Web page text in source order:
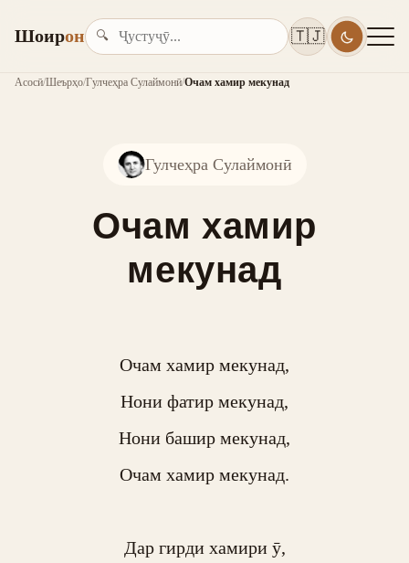
Шоирон 🔍 🇹🇯
Асосӣ/Шеърҳо/Гулчеҳра Сулаймонӣ/Очам хамир мекунад
Гулчеҳра Сулаймонӣ
Очам хамир
мекунад
Очам хамир мекунад,
Нони фатир мекунад,
Нони башир мекунад,
Очам хамир мекунад.
Дар гирди хамири ӯ,